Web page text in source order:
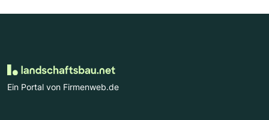
Ein Portal von Firmenweb.de